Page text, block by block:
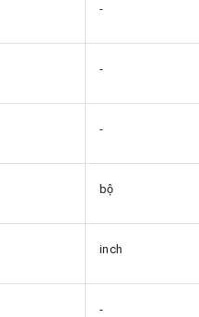
-
-
-
bộ
inch
-